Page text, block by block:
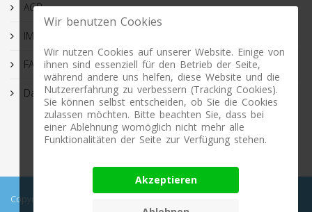
AGB
IMPRESSUM
FAQ
Datenschutz
Copyright © 2026 Profimasking.de. All rights reserved. Profimasking -
Wir benutzen Cookies
Wir nutzen Cookies auf unserer Website. Einige von
ihnen sind essenziell für den Betrieb der Seite,
während andere uns helfen, diese Website und die
Nutzererfahrung zu verbessern (Tracking Cookies).
Sie können selbst entscheiden, ob Sie die Cookies
zulassen möchten. Bitte beachten Sie, dass bei
einer Ablehnung womöglich nicht mehr alle
Funktionalitäten der Seite zur Verfügung stehen.
Akzeptieren